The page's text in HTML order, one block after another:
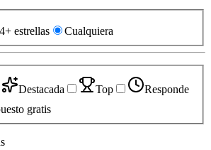
4+ estrellas Cualquiera
Destacada Top
Responde
gratis